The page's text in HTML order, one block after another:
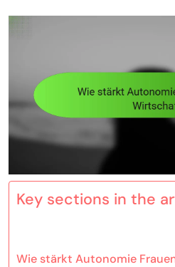
Key sections in the
Wie stärkt Autonomie